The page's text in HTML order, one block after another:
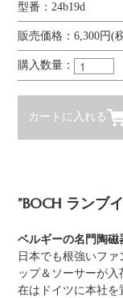
型番：24b19d
販売価格：6,300円(
購入数量：
カートに入れる
”BOCH ランブ
ベルギーの名門陶
日本でも根強いフ
ップ＆ソーサーが
在はドイツに本社を